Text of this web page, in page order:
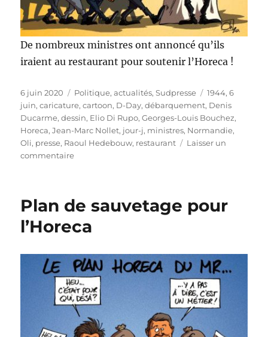
De nombreux ministres ont annoncé qu’ils
iraient au restaurant pour soutenir l’Horeca !
Publié
le
6 juin 2020 Catégories
Politique, actualités,Sudpresse Étiquettes
1944,6
juin,caricature,cartoon, D-Day,débarquement, Denis
Ducarme,dessin, Elio Di Rupo,Georges-Louis Bouchez,
Horeca,Jean-Marc Nollet, jour-j, ministres, Normandie,
Oli, presse, Raoul Hedebouw, restaurant
Laisser un
commentairesur
pour
approche
attention
au
débarquement
!
Plan de sauvetage pour
l’Horeca